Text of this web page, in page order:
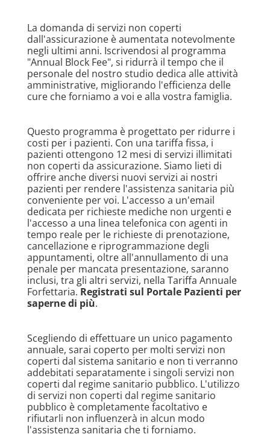
La domanda di servizi non coperti
dall'assicurazione è aumentata notevolmente
negli ultimi anni. Iscrivendosi al programma
"Annual Block Fee", si ridurrà il tempo che il
personale del nostro studio dedica alle attività
amministrative, migliorando l'efficienza delle
cure che forniamo a voi e alla vostra famiglia.
Questo programma è progettato per ridurre i
costi per i pazienti. Con una tariffa fissa, i
pazienti ottengono 12 mesi di servizi illimitati
non coperti da assicurazione. Siamo lieti di
offrire anche diversi nuovi servizi ai nostri
pazienti per rendere l'assistenza sanitaria più
conveniente per voi. L'accesso a un'email
dedicata per richieste mediche non urgenti e
l'accesso a una linea telefonica con agenti in
tempo reale per le richieste di prenotazione,
cancellazione e riprogrammazione degli
appuntamenti, oltre all'annullamento di una
penale per mancata presentazione, saranno
inclusi, tra gli altri servizi, nella Tariffa Annuale
Forfettaria. Registrati sul Portale Pazienti per
saperne di più.
Scegliendo di effettuare un unico pagamento
annuale, sarai coperto per molti servizi non
coperti dal sistema sanitario e non ti verranno
addebitati separatamente i singoli servizi non
coperti dal regime sanitario pubblico. L'utilizzo
di servizi non coperti dal regime sanitario
pubblico è completamente facoltativo e
rifiutarli non influenzerà in alcun modo
l'assistenza sanitaria che ti forniamo.